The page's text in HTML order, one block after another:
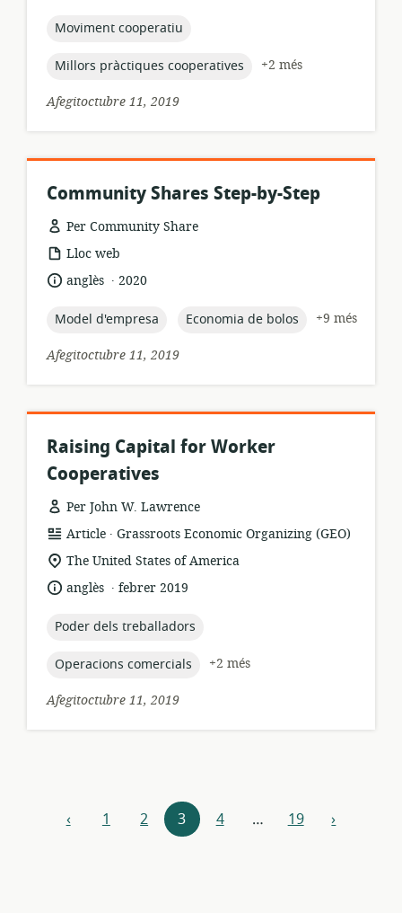
publicació:
topic:
Moviment cooperatiu
topic:
Millors pràctiques cooperatives
+2 més
Afegitoctubre 11, 2019
Community Shares Step-by-Step
Per Community Share
format
recursos:
Lloc web
idioma:
anglès .
data
publicació:
2020
topic:
Model d'empresa topic:
Economia de bolos
+9 més
Afegitoctubre 11, 2019
Raising Capital for Worker
Cooperatives
Per John W. Lawrence
format
dels
recursos:
Article .
publicador:
Grassroots Economic Organizing (GEO)
ubicació
rellevant:
The United States of America
idioma:
anglès .
data
publicació:
febrer 2019
topic:
Poder dels treballadors
topic:
Operacions comercials
+2 més
Afegitoctubre 11, 2019
Explora
‹anterior
1 2 3 4 … 19 següent
›